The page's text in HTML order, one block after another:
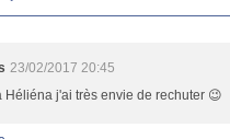
23/02/2017 20:45
Héliéna j'ai très envie de rechuter 😉